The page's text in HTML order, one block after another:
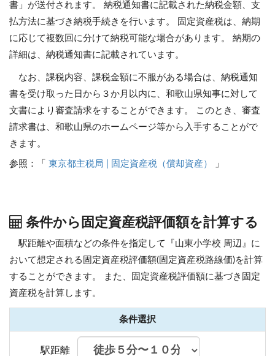
書」が送付されます。 納税通知書に記載された納税金額、支
払方法に基づき納税手続きを行います。 固定資産税は、納期
に応じて複数回に分けて納税可能な場合があります。 納期の
詳細は、納税通知書に記載されています。
なお、課税内容、課税金額に不服がある場合は、納税通知
書を受け取った日から３か月以内に、和歌山県知事に対して
文書により審査請求をすることができます。 このとき、審査
請求書は、和歌山県のホームページ等から入手することがで
きます。
参照：「 東京都主税局 | 固定資産税（償却資産） 」
条件から固定資産税評価額を計算する
駅距離や面積などの条件を指定して『山東小学校 周辺』に
おいて想定される固定資産税評価額(固定資産税路線価)を計算
することができます。
また、固定資産税評価額に基づき固定
資産税を計算します。
条件選択
駅距離